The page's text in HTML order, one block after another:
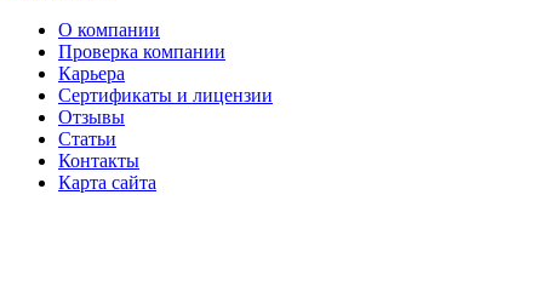
О компании
Проверка компании
Карьера
Сертификаты и лицензии
Отзывы
Статьи
Контакты
Карта сайта